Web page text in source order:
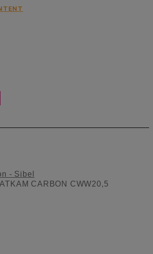
- Sibel
CARBON CWW20,5